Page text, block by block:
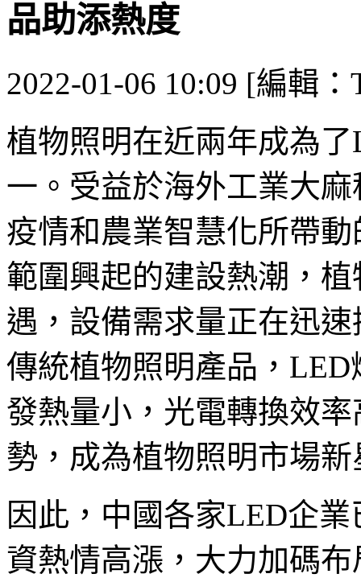
品助添熱度
2022-01-06 10:09 [編輯
植物照明在近兩年成為
一。受益於海外工業大
疫情和農業智慧化所帶
範圍興起的建設熱潮，
遇，設備需求量正在迅
傳統植物照明產品，
發熱量小，光電轉換效
勢，成為植物照明市場新
因此，中國各家LED企
資熱情高漲，大力加碼